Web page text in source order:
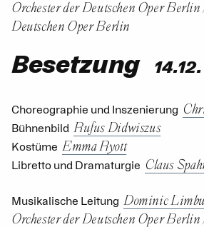
Orchester der Deutschen Oper Berlin
Deutschen Oper Berlin
Besetzung 14.12.
Choreographie und Inszenierung
Bühnenbild Rufus Didwiszus
Kostüme Emma Ryott
Libretto und Dramaturgie Claus
Musikalische Leitung Dominic
Orchester der Deutschen Oper Berlin